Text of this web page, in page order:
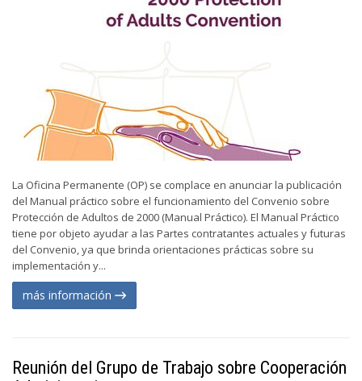
La Oficina Permanente (OP) se complace en anunciar la publicación
del Manual práctico sobre el funcionamiento del Convenio sobre
Protección de Adultos de 2000 (Manual Práctico). El Manual Práctico
tiene por objeto ayudar a las Partes contratantes actuales y futuras
del Convenio, ya que brinda orientaciones prácticas sobre su
implementación y...
más información
Reunión del Grupo de Trabajo sobre Cooperación